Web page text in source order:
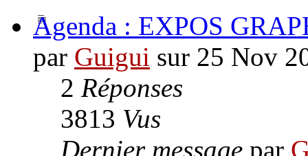
Agenda : EXPOS
par Guigui sur 25 Nov
2 Réponses
3813 Vus
Dernier message par